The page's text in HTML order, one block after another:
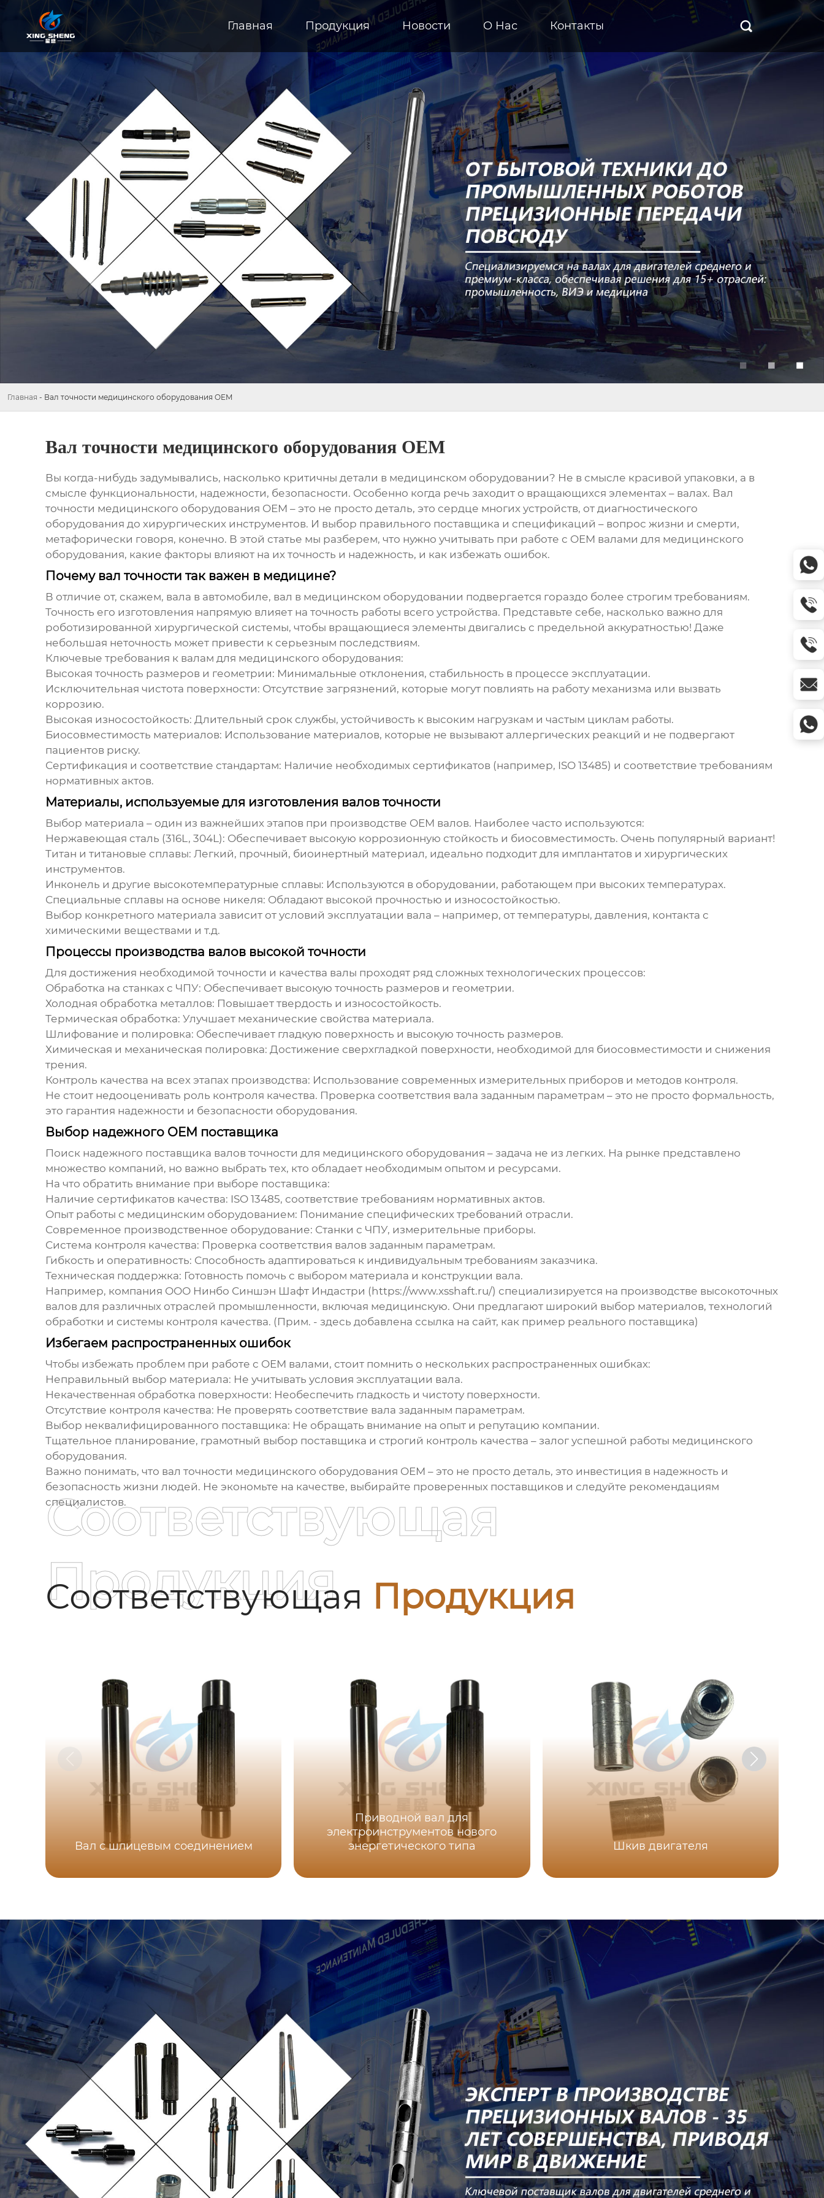
Главная Продукция Новости О Hас Контакты 
Главная - Вал точности медицинского оборудования OEM
Вал точности медицинского оборудования OEM
Вы когда-нибудь задумывались, насколько критичны детали в медицинском оборудовании? Не в смысле красивой упаковки, а в
смысле функциональности, надежности, безопасности. Особенно когда речь заходит о вращающихся элементах – валах. Вал
точности медицинского оборудования OEM – это не просто деталь, это сердце многих устройств, от диагностического
оборудования до хирургических инструментов. И выбор правильного поставщика и спецификаций – вопрос жизни и смерти,
метафорически говоря, конечно. В этой статье мы разберем, что нужно учитывать при работе с OEM валами для медицинского
оборудования, какие факторы влияют на их точность и надежность, и как избежать ошибок.
Почему вал точности так важен в медицине?
В отличие от, скажем, вала в автомобиле, вал в медицинском оборудовании подвергается гораздо более строгим требованиям.
Точность его изготовления напрямую влияет на точность работы всего устройства. Представьте себе, насколько важно для
роботизированной хирургической системы, чтобы вращающиеся элементы двигались с предельной аккуратностью! Даже
небольшая неточность может привести к серьезным последствиям.
Ключевые требования к валам для медицинского оборудования:
Высокая точность размеров и геометрии: Минимальные отклонения, стабильность в процессе эксплуатации.
Исключительная чистота поверхности: Отсутствие загрязнений, которые могут повлиять на работу механизма или вызвать
коррозию.
Высокая износостойкость: Длительный срок службы, устойчивость к высоким нагрузкам и частым циклам работы.
Биосовместимость материалов: Использование материалов, которые не вызывают аллергических реакций и не подвергают
пациентов риску.
Сертификация и соответствие стандартам: Наличие необходимых сертификатов (например, ISO 13485) и соответствие требованиям
нормативных актов.
Материалы, используемые для изготовления валов точности
Выбор материала – один из важнейших этапов при производстве OEM валов. Наиболее часто используются:
Нержавеющая сталь (316L, 304L): Обеспечивает высокую коррозионную стойкость и биосовместимость. Очень популярный вариант!
Титан и титановые сплавы: Легкий, прочный, биоинертный материал, идеально подходит для имплантатов и хирургических
инструментов.
Инконель и другие высокотемпературные сплавы: Используются в оборудовании, работающем при высоких температурах.
Специальные сплавы на основе никеля: Обладают высокой прочностью и износостойкостью.
Выбор конкретного материала зависит от условий эксплуатации вала – например, от температуры, давления, контакта с
химическими веществами и т.д.
Процессы производства валов высокой точности
Для достижения необходимой точности и качества валы проходят ряд сложных технологических процессов:
Обработка на станках с ЧПУ: Обеспечивает высокую точность размеров и геометрии.
Холодная обработка металлов: Повышает твердость и износостойкость.
Термическая обработка: Улучшает механические свойства материала.
Шлифование и полировка: Обеспечивает гладкую поверхность и высокую точность размеров.
Химическая и механическая полировка: Достижение сверхгладкой поверхности, необходимой для биосовместимости и снижения
трения.
Контроль качества на всех этапах производства: Использование современных измерительных приборов и методов контроля.
Не стоит недооценивать роль контроля качества. Проверка соответствия вала заданным параметрам – это не просто формальность,
это гарантия надежности и безопасности оборудования.
Выбор надежного OEM поставщика
Поиск надежного поставщика валов точности для медицинского оборудования – задача не из легких. На рынке представлено
множество компаний, но важно выбрать тех, кто обладает необходимым опытом и ресурсами.
На что обратить внимание при выборе поставщика:
Наличие сертификатов качества: ISO 13485, соответствие требованиям нормативных актов.
Опыт работы с медицинским оборудованием: Понимание специфических требований отрасли.
Современное производственное оборудование: Станки с ЧПУ, измерительные приборы.
Система контроля качества: Проверка соответствия валов заданным параметрам.
Гибкость и оперативность: Способность адаптироваться к индивидуальным требованиям заказчика.
Техническая поддержка: Готовность помочь с выбором материала и конструкции вала.
Например, компания ООО Нинбо Синшэн Шафт Индастри (https://www.xsshaft.ru/) специализируется на производстве высокоточных
валов для различных отраслей промышленности, включая медицинскую. Они предлагают широкий выбор материалов, технологий
обработки и системы контроля качества. (Прим. - здесь добавлена ссылка на сайт, как пример реального поставщика)
Избегаем распространенных ошибок
Чтобы избежать проблем при работе с OEM валами, стоит помнить о нескольких распространенных ошибках:
Неправильный выбор материала: Не учитывать условия эксплуатации вала.
Некачественная обработка поверхности: Необеспечить гладкость и чистоту поверхности.
Отсутствие контроля качества: Не проверять соответствие вала заданным параметрам.
Выбор неквалифицированного поставщика: Не обращать внимание на опыт и репутацию компании.
Тщательное планирование, грамотный выбор поставщика и строгий контроль качества – залог успешной работы медицинского
оборудования.
Важно понимать, что вал точности медицинского оборудования OEM – это не просто деталь, это инвестиция в надежность и
безопасность жизни людей. Не экономьте на качестве, выбирайте проверенных поставщиков и следуйте рекомендациям
специалистов.
Соответствующая Продукция
Соответствующая
Продукция
Вал с шлицевым соединением
Приводной вал для
электроинструментов нового
энергетического типа
Шкив двигателя